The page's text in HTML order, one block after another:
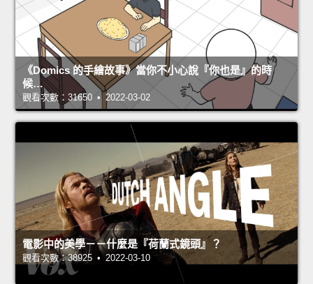
《Domics 的手繪故事》當你不小心說『你也是』的時
候…
觀看次數：31650 • 2022-03-02
電影中的美學－－什麼是『荷蘭式鏡頭』？
觀看次數：38925 • 2022-03-10